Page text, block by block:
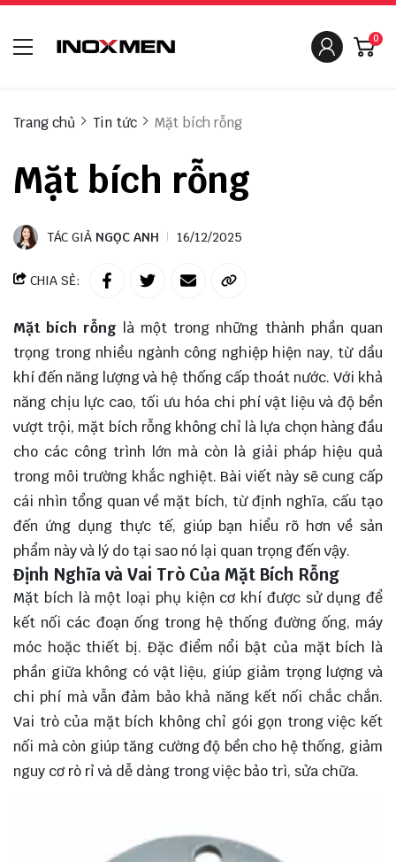
0
Trang chủ Tin tức Mặt bích rỗng
Mặt bích rỗng
TÁC GIẢ NGỌC ANH 16/12/2025
CHIA SẺ:
Mặt bích rỗng là một trong những thành phần quan
trọng trong nhiều ngành công nghiệp hiện nay, từ dầu
khí đến năng lượng và hệ thống cấp thoát nước. Với khả
năng chịu lực cao, tối ưu hóa chi phí vật liệu và độ bền
vượt trội, mặt bích rỗng không chỉ là lựa chọn hàng đầu
cho các công trình lớn mà còn là giải pháp hiệu quả
trong môi trường khắc nghiệt. Bài viết này sẽ cung cấp
cái nhìn tổng quan về mặt bích, từ định nghĩa, cấu tạo
đến ứng dụng thực tế, giúp bạn hiểu rõ hơn về sản
phẩm này và lý do tại sao nó lại quan trọng đến vậy.
Định Nghĩa và Vai Trò Của Mặt Bích Rỗng
Mặt bích là một loại phụ kiện cơ khí được sử dụng để
kết nối các đoạn ống trong hệ thống đường ống, máy
móc hoặc thiết bị. Đặc điểm nổi bật của mặt bích là
phần giữa không có vật liệu, giúp giảm trọng lượng và
chi phí mà vẫn đảm bảo khả năng kết nối chắc chắn.
Vai trò của mặt bích không chỉ gói gọn trong việc kết
nối mà còn giúp tăng cường độ bền cho hệ thống, giảm
nguy cơ rò rỉ và dễ dàng trong việc bảo trì, sửa chữa.